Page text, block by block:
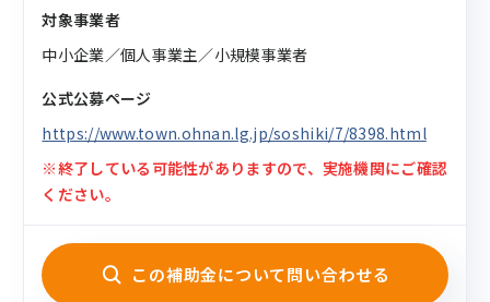
対象事業者
中小企業／個人事業主／小規模事業者
公式公募ページ
https://www.town.ohnan.lg.jp/soshiki/7/8398.html
※終了している可能性がありますので、実施機関にご確認
ください。
この補助金について問い合わせる